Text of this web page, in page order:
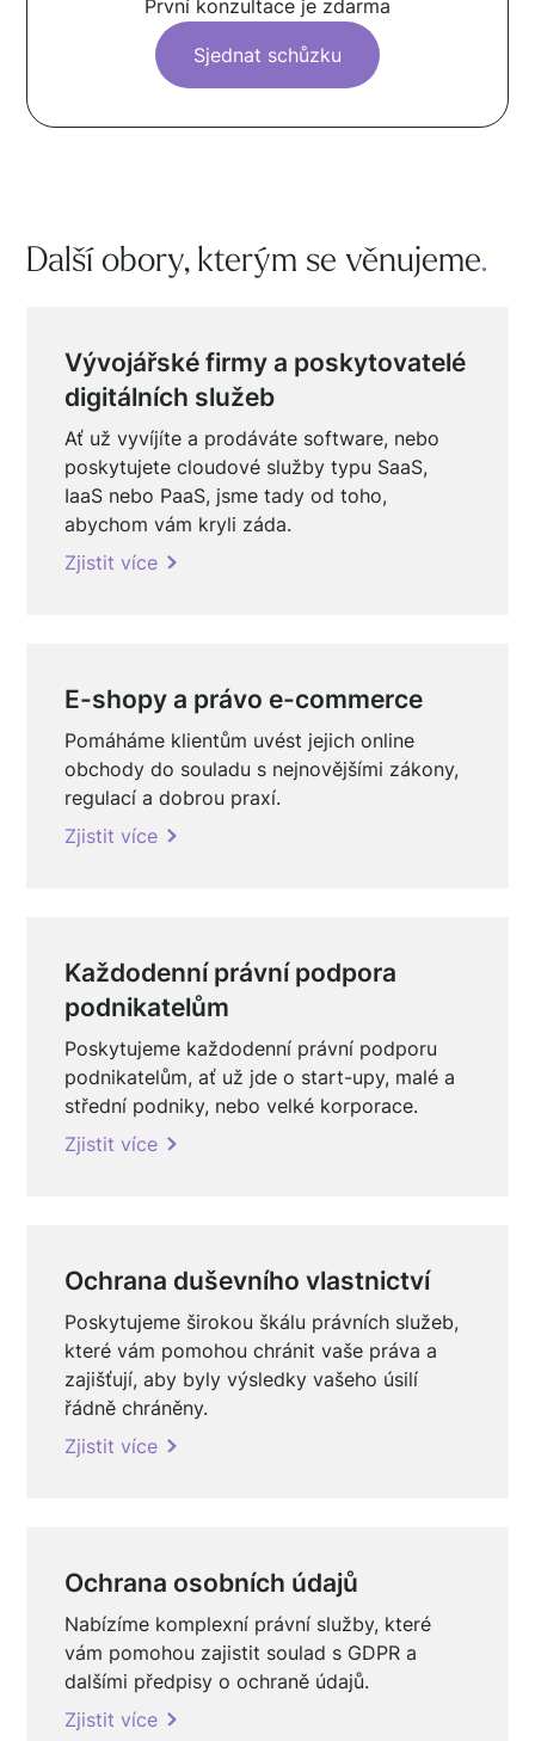
První konzultace je zdarma
Sjednat schůzku
Další obory, kterým se věnujeme.
Vývojářské firmy a poskytovatelé
digitálních služeb
Ať už vyvíjíte a prodáváte software, nebo
poskytujete cloudové služby typu SaaS,
IaaS nebo PaaS, jsme tady od toho,
abychom vám kryli záda.
Zjistit více
E-shopy a právo e-commerce
Pomáháme klientům uvést jejich online
obchody do souladu s nejnovějšími zákony,
regulací a dobrou praxí.
Zjistit více
Každodenní právní podpora
podnikatelům
Poskytujeme každodenní právní podporu
podnikatelům, ať už jde o start-upy, malé a
střední podniky, nebo velké korporace.
Zjistit více
Ochrana duševního vlastnictví
Poskytujeme širokou škálu právních služeb,
které vám pomohou chránit vaše práva a
zajišťují, aby byly výsledky vašeho úsilí
řádně chráněny.
Zjistit více
Ochrana osobních údajů
Nabízíme komplexní právní služby, které
vám pomohou zajistit soulad s GDPR a
dalšími předpisy o ochraně údajů.
Zjistit více